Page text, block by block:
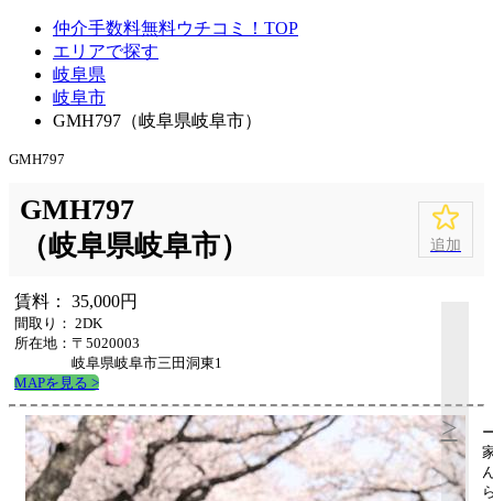
仲介手数料無料ウチコミ！TOP
エリアで探す
岐阜県
岐阜市
GMH797（岐阜県岐阜市）
GMH797
GMH797
（岐阜県岐阜市）
追加
>
賃料： 35,000円
間取り： 2DK
所在地：〒5020003
岐阜県岐阜市三田洞東1
MAPを見る >